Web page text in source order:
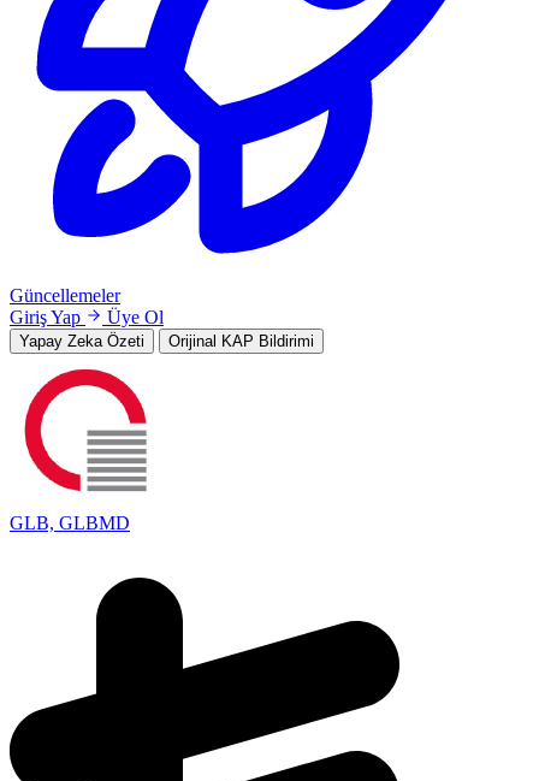
Güncellemeler
Giriş Yap
Üye Ol
Yapay Zeka Özeti Orijinal KAP Bildirimi
GLB, GLBMD